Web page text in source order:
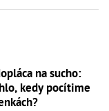
na sucho:
kedy pocítime